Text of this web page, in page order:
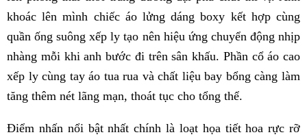
khoác lên mình chiếc áo lửng dáng boxy kết hợp cùng
quần ống suông xếp ly tạo nên hiệu ứng chuyển động nhịp
nhàng mỗi khi anh bước đi trên sân khấu. Phần cổ áo cao
xếp ly cùng tay áo tua rua và chất liệu bay bổng càng làm
tăng thêm nét lãng mạn, thoát tục cho tổng thể.
Điểm nhấn nổi bật nhất chính là loạt họa tiết hoa rực rỡ